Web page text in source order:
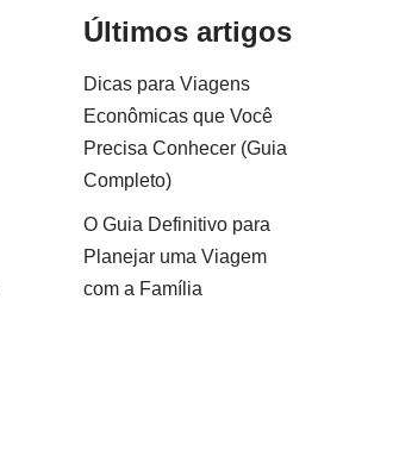
Últimos artigos
Dicas para Viagens
Econômicas que Você
Precisa Conhecer (Guia
Completo)
O Guia Definitivo para
Planejar uma Viagem
com a Família